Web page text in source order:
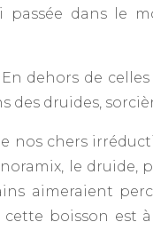
passée dans le
dehors de
des druides,
nos chers
le druide,
aimeraient
boisson est